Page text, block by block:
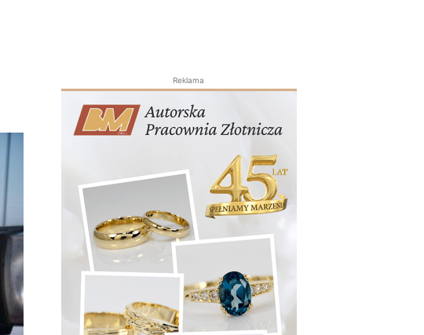
Reklama